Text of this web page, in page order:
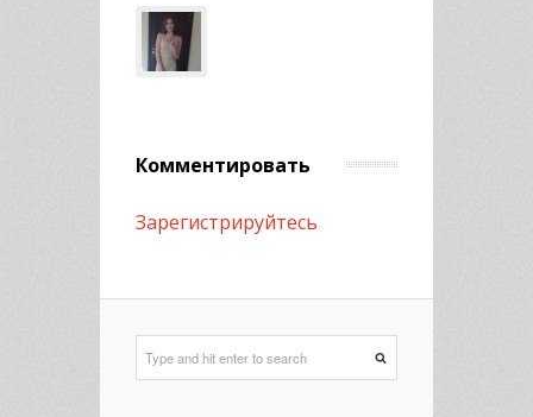
Комментировать
Зарегистрируйтесь